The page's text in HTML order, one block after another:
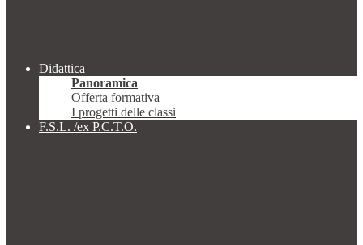
Didattica
Panoramica
Offerta formativa
I progetti delle classi
F.S.L. /ex P.C.T.O.